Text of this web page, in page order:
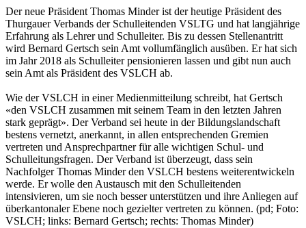
Der neue Präsident Thomas Minder ist der heutige Präsident des
Thurgauer Verbands der Schulleitenden VSLTG und hat langjährige
Erfahrung als Lehrer und Schulleiter. Bis zu dessen Stellenantritt
wird Bernard Gertsch sein Amt vollumfänglich ausüben. Er hat sich
im Jahr 2018 als Schulleiter pensionieren lassen und gibt nun auch
sein Amt als Präsident des VSLCH ab.
Wie der VSLCH in einer Medienmitteilung schreibt, hat Gertsch
«den VSLCH zusammen mit seinem Team in den letzten Jahren
stark geprägt». Der Verband sei heute in der Bildungslandschaft
bestens vernetzt, anerkannt, in allen entsprechenden Gremien
vertreten und Ansprechpartner für alle wichtigen Schul- und
Schulleitungsfragen. Der Verband ist überzeugt, dass sein
Nachfolger Thomas Minder den VSLCH bestens weiterentwickeln
werde. Er wolle den Austausch mit den Schulleitenden
intensivieren, um sie noch besser unterstützen und ihre Anliegen auf
überkantonaler Ebene noch gezielter vertreten zu können. (pd; Foto:
VSLCH; links: Bernard Gertsch; rechts: Thomas Minder)